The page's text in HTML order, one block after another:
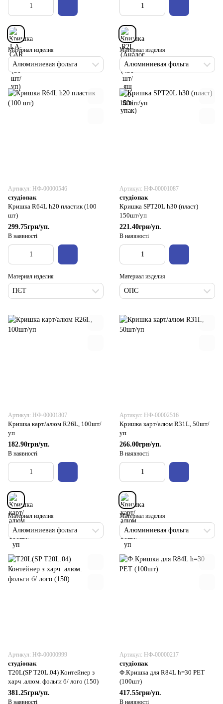
Материал изделия
Алюминиевая фольга
Материал изделия
Алюминиевая фольга
Артикул: НФ-00000546
студіопак
Кришка R64L h20 пластик (100
шт)
299.75грн/уп.
В наявності
Материал изделия
ПЄТ
Артикул: НФ-00001087
студіопак
Кришка SPT20L h30 (пласт)
150шт/уп
221.40грн/уп.
В наявності
Материал изделия
ОПС
Артикул: НФ-00001807
Кришка карт/алюм R26L, 100шт/
уп
182.90грн/уп.
В наявності
Материал изделия
Алюминиевая фольга
Артикул: НФ-00002516
Кришка карт/алюм R31L, 50шт/
уп
266.00грн/уп.
В наявності
Материал изделия
Алюминиевая фольга
Артикул: НФ-00000999
студіопак
Т20L(SP T20L.04) Контейнер з
харч .алюм. фольги б/ лого (150)
381.25грн/уп.
В наявності
Артикул: НФ-00000217
студіопак
Ф.Кришка для R84L h=30 РЕТ
(100шт)
417.55грн/уп.
В наявності